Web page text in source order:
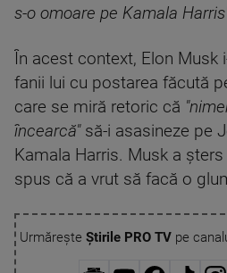
s-o omoare pe Kamala
În acest context, Elon Musk
fanii lui cu postarea făcută
care se miră retoric că
încearcă"să-i asasineze pe
Kamala Harris. Musk a
spus că a vrut să facă o
Urmărește Știrile PRO TVpe